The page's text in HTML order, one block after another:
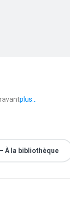
plus...
À la bibliothèque